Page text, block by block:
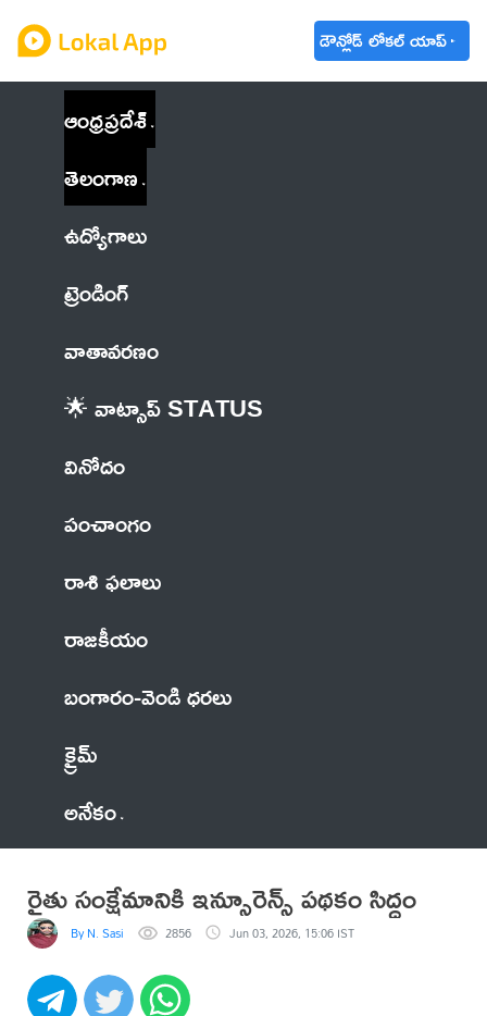
డౌన్లోడ్ లోకల్ యాప్
ఆంధ్రప్రదేశ్
తెలంగాణ
ఉద్యోగాలు
ట్రెండింగ్
వాతావరణం
🌟 వాట్సాప్ STATUS
వినోదం
పంచాంగం
రాశి ఫలాలు
రాజకీయం
బంగారం-వెండి ధరలు
క్రైమ్
అనేకం
రైతు సంక్షేమానికి ఇన్సూరెన్స్ పథకం సిద్ధం
By N. Sasi 2856 Jun 03, 2026, 15:06 IST